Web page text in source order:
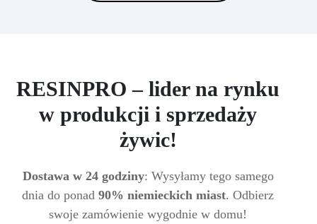
RESINPRO – lider na rynku
w produkcji i sprzedaży
żywic!
Dostawa w 24 godziny: Wysyłamy tego samego
dnia do ponad 90% niemieckich miast. Odbierz
swoje zamówienie wygodnie w domu!